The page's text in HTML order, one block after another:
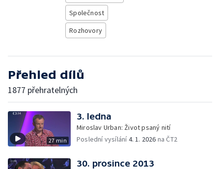
Společnost
Rozhovory
Přehled dílů
1877 přehratelných
27 min
3. ledna
Miroslav Urban: Život psaný nití
Poslední vysílání4. 1. 2026 na ČT2
30. prosince 2013